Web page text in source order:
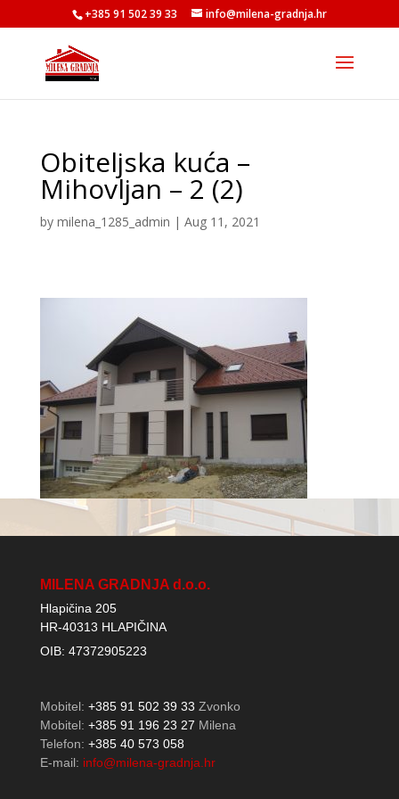
+385 91 502 39 33 info@milena-gradnja.hr
Obiteljska kuća –
Mihovljan – 2 (2)
by milena_1285_admin | Aug 11, 2021
MILENA GRADNJA d.o.o.
Hlapičina 205
HR-40313 HLAPIČINA
OIB: 47372905223
Mobitel: +385 91 502 39 33 Zvonko
Mobitel: +385 91 196 23 27 Milena
Telefon: +385 40 573 058
E-mail: info@milena-gradnja.hr